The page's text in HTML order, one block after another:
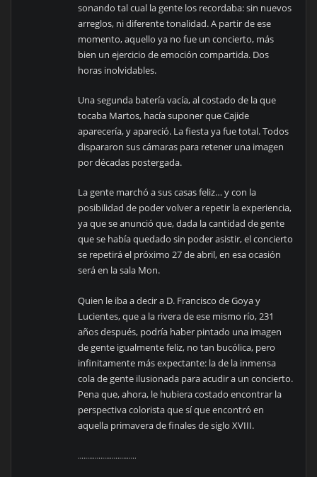
sonando tal cual la gente los recordaba: sin nuevos
arreglos, ni diferente tonalidad. A partir de ese
momento, aquello ya no fue un concierto, más
bien un ejercicio de emoción compartida. Dos
horas inolvidables.
Una segunda batería vacía, al costado de la que
tocaba Martos, hacía suponer que Cajide
aparecería, y apareció. La fiesta ya fue total. Todos
dispararon sus cámaras para retener una imagen
por décadas postergada.
La gente marchó a sus casas feliz… y con la
posibilidad de poder volver a repetir la experiencia,
ya que se anunció que, dada la cantidad de gente
que se había quedado sin poder asistir, el concierto
se repetirá el próximo 27 de abril, en esa ocasión
será en la sala Mon.
Quien le iba a decir a D. Francisco de Goya y
Lucientes, que a la rivera de ese mismo río, 231
años después, podría haber pintado una imagen
de gente igualmente feliz, no tan bucólica, pero
infinitamente más expectante: la de la inmensa
cola de gente ilusionada para acudir a un concierto.
Pena que, ahora, le hubiera costado encontrar la
perspectiva colorista que sí que encontró en
aquella primavera de finales de siglo XVIII.
………………………….